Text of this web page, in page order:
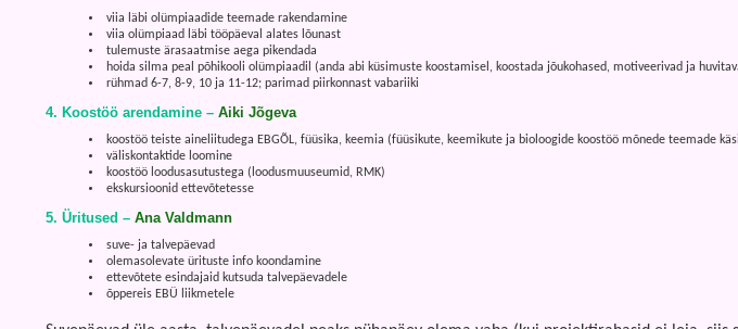
viia läbi olümpiaadide teemade rakendamine
viia olümpiaad läbi tööpäeval alates lõunast
tulemuste ärasaatmise aega pikendada
hoida silma peal põhikooli olümpiaadil (anda abi küsimuste koostamisel, koostada jõukohased, motiveerivad ja
rühmad 6-7, 8-9, 10 ja 11-12; parimad piirkonnast vabariiki
4. Koostöö arendamine – Aiki Jõgeva
koostöö teiste aineliitudega EBGÕL, füüsika, keemia (füüsikute, keemikute ja bioloogide koostöö mõnede teemade
väliskontaktide loomine
koostöö loodusasutustega (loodusmuuseumid, RMK)
ekskursioonid ettevõtetesse
5. Üritused – Ana Valdmann
suve- ja talvepäevad
olemasolevate ürituste info koondamine
ettevõtete esindajaid kutsuda talvepäevadele
õppereis EBÜ liikmetele